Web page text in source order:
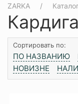
ZARKA
Сортировать по:
ПО НАЗВАНИЮ
НОВИЗНЕ